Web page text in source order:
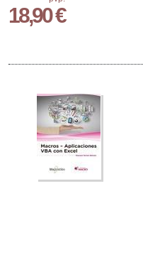
18,90 €